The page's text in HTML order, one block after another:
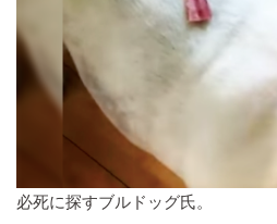
必死に探すブルドッグ氏。